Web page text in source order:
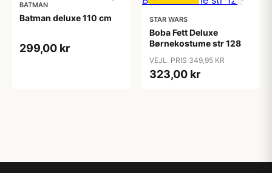
BATMAN
Batman deluxe 110 cm
299,00 kr
STAR WARS
Boba Fett Deluxe
Børnekostume str 128
VEJL. PRIS 349,95 KR
323,00 kr